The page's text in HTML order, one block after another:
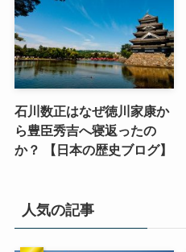
石川数正はなぜ徳川家康か
ら豊臣秀吉へ寝返ったの
か？ 【日本の歴史ブログ】
人気の記事